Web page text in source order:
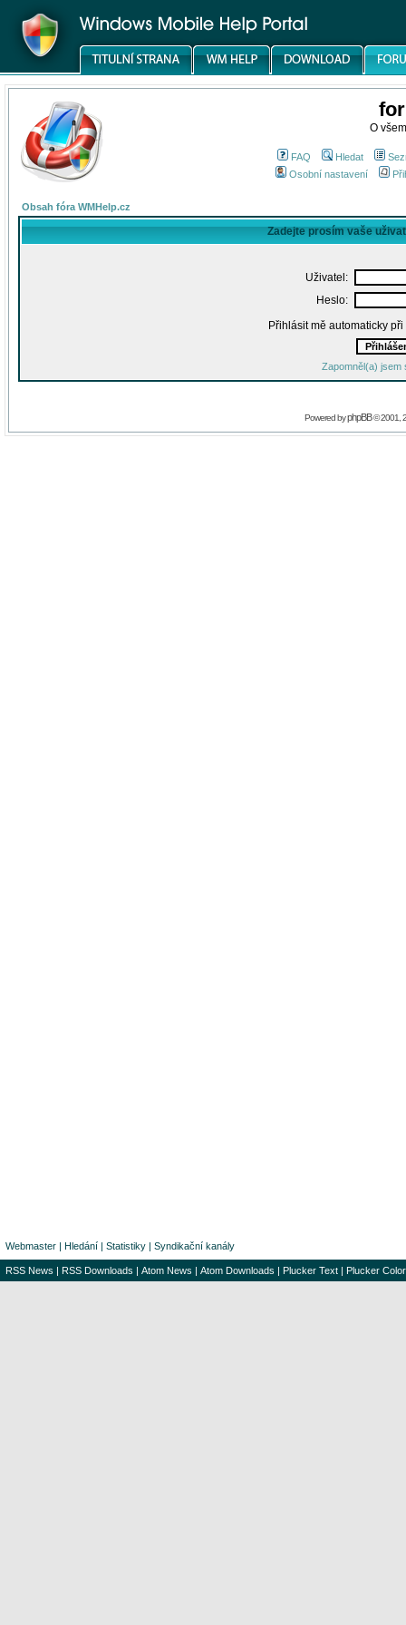
O
FAQ Hledat
Osobní nastavení
Obsah fóra WMHelp.cz
Zadejte prosím vaše
Uživatel:
Heslo:
Přihlásit mě automaticky
Zapomněl(a) jsem
Powered byphpBB© 2001,
Webmaster | Hledání | Statistiky | Syndikační kanály
RSS News | RSS Downloads | Atom News | Atom Downloads | Plucker Text | Plucker Color